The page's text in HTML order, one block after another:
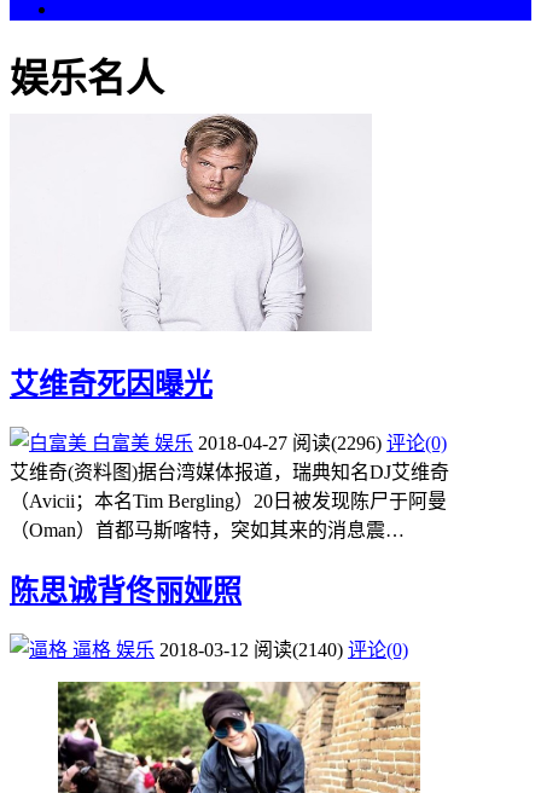
娱乐名人
艾维奇死因曝光
白富美 娱乐 2018-04-27 阅读(2296) 评论(0)
艾维奇(资料图)据台湾媒体报道，瑞典知名DJ艾维奇
（Avicii；本名Tim Bergling）20日被发现陈尸于阿曼
（Oman）首都马斯喀特，突如其来的消息震…
陈思诚背佟丽娅照
逼格 娱乐 2018-03-12 阅读(2140) 评论(0)